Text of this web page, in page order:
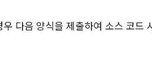
다음 양식을 제출하여 소스 코드